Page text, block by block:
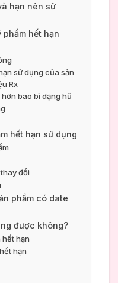
hạn nên sử
phẩm hết hạn
sử dụng của sản
Rx
bao bì dạng hũ
hết hạn sử dụng
đổi
phẩm có date
được không?
hết hạn
hạn